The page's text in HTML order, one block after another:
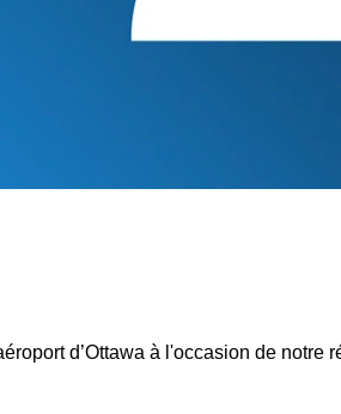
d’Ottawa à l'occasion de notre